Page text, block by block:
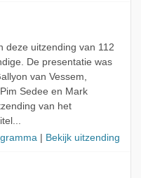
deze uitzending van 112
De presentatie was
van Vessem,
Sedee en Mark
van het
Bekijk uitzending